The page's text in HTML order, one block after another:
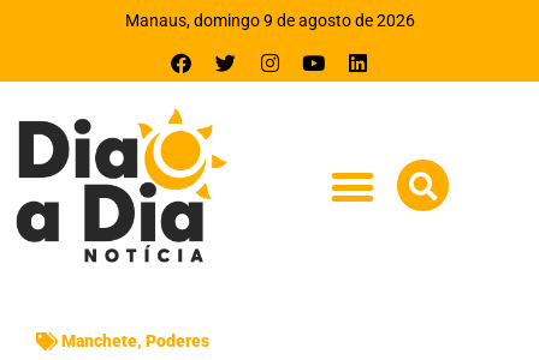
Manaus, domingo 9 de agosto de 2026
Manchete, Poderes